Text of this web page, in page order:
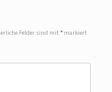
Felder sind mit* markiert